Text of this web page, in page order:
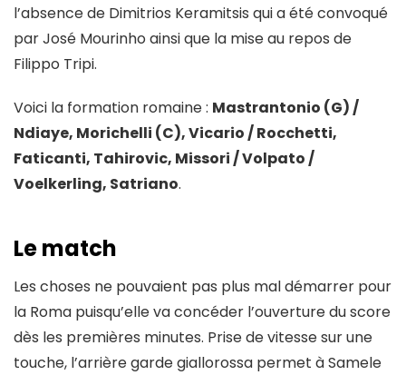
l’absence de Dimitrios Keramitsis qui a été convoqué
par José Mourinho ainsi que la mise au repos de
Filippo Tripi.
Voici la formation romaine : Mastrantonio (G) /
Ndiaye, Morichelli (C), Vicario / Rocchetti,
Faticanti, Tahirovic, Missori / Volpato /
Voelkerling, Satriano.
Le match
Les choses ne pouvaient pas plus mal démarrer pour
la Roma puisqu’elle va concéder l’ouverture du score
dès les premières minutes. Prise de vitesse sur une
touche, l’arrière garde giallorossa permet à Samele